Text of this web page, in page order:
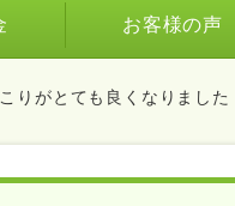
お客様の声
りがとても良くなりました